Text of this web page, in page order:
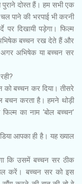
दोस्त हैं। हम सभी एक
पाने की भरपाई भी करनी
दिखायी पड़ेगा। फिल्म
बच्चन रख देते हैं और
अभिषेक या बच्चन सर
को बच्चन कर दिया। तीसरे
बचन करता है। हमने थोड़ी
का नाम ‘बोल बच्चन’
आपका ही है। यह ख्याल
कि उसमें बच्चन सर ठीक
करें। बच्चन सर को इस